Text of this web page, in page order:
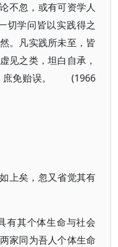
不忽，或有可资学人
切学问皆以实践得之
。凡实践所未至，皆
见之类，坦白自承，
庶免贻误。 (1966
上矣，忽又省觉其有
有其个体生命与社会
家同为吾人个体生命